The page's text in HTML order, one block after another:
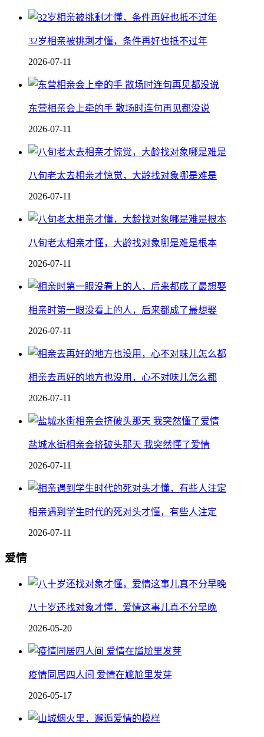
32岁相亲被挑剩才懂，条件再好也抵不过年
2026-07-11
东营相亲会上牵的手 散场时连句再见都没说
2026-07-11
八旬老太去相亲才惊觉，大龄找对象哪是难是
2026-07-11
八旬老太相亲才懂，大龄找对象哪是难是根本
2026-07-11
相亲时第一眼没看上的人，后来都成了最想娶
2026-07-11
相亲去再好的地方也没用，心不对味儿怎么都
2026-07-11
盐城水街相亲会挤破头那天 我突然懂了爱情
2026-07-11
相亲遇到学生时代的死对头才懂，有些人注定
2026-07-11
爱情
八十岁还找对象才懂，爱情这事儿真不分早晚
2026-05-20
疫情同居四人间 爱情在尴尬里发芽
2026-05-17